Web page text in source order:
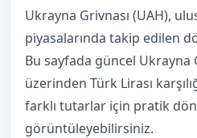
Ukrayna Grivnası (UAH),
piyasalarında takip edilen
Bu sayfada güncel Ukrayna
üzerinden Türk Lirası
farklı tutarlar için pratik
görüntüleyebilirsiniz.